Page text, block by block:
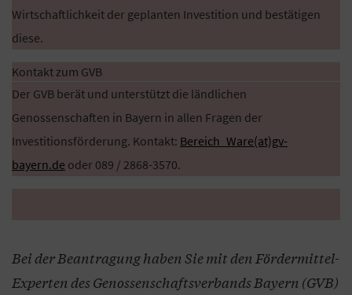
Wirtschaftlichkeit der geplanten Investition und bestätigen
diese.
Kontakt zum GVB
Der GVB berät und unterstützt die ländlichen
Genossenschaften in Bayern in allen Fragen der
Investitionsförderung. Kontakt: Bereich_Ware(at)gv-
bayern.de oder 089 / 2868-3570.
Bei der Beantragung haben Sie mit den Fördermittel-
Experten des Genossenschaftsverbands Bayern (GVB)